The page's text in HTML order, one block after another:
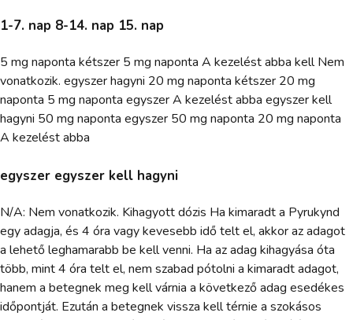
1-7. nap 8-14. nap 15. nap
5 mg naponta kétszer 5 mg naponta A kezelést abba kell Nem
vonatkozik. egyszer hagyni 20 mg naponta kétszer 20 mg
naponta 5 mg naponta egyszer A kezelést abba egyszer kell
hagyni 50 mg naponta egyszer 50 mg naponta 20 mg naponta
A kezelést abba
egyszer egyszer kell hagyni
N/A: Nem vonatkozik. Kihagyott dózis Ha kimaradt a Pyrukynd
egy adagja, és 4 óra vagy kevesebb idő telt el, akkor az adagot
a lehető leghamarabb be kell venni. Ha az adag kihagyása óta
több, mint 4 óra telt el, nem szabad pótolni a kimaradt adagot,
hanem a betegnek meg kell várnia a következő adag esedékes
időpontját. Ezután a betegnek vissza kell térnie a szokásos